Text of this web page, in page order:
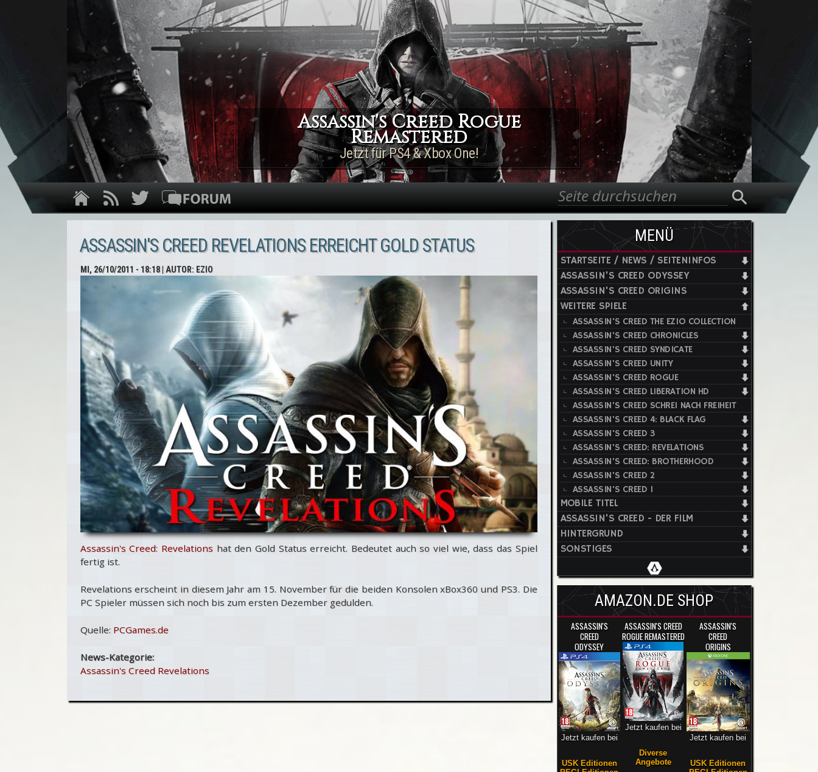
Direkt zum Inhalt
Assassin's Creed Rogue
Remastered
Jetzt für PS4 & Xbox One!
Suchformular
Suche
ASSASSIN'S CREED REVELATIONS ERREICHT GOLD STATUS
MI, 26/10/2011 - 18:18| AUTOR: EZIO
Assassin's Creed: Revelationshat den Gold Status erreicht. Bedeutet auch so viel wie, dass das Spiel
fertig ist.
Revelations erscheint in diesem Jahr am 15. November für die beiden Konsolen xBox360 und PS3. Die
PC Spieler müssen sich noch bis zum ersten Dezember gedulden.
Quelle: PCGames.de
News-Kategorie:
Assassin's Creed Revelations
MENÜ
STARTSEITE / NEWS / SEITENINFOS
ASSASSIN'S CREED ODYSSEY
ASSASSIN'S CREED ORIGINS
WEITERE SPIELE
ASSASSIN'S CREED THE EZIO COLLECTION
ASSASSIN'S CREED CHRONICLES
ASSASSIN'S CREED SYNDICATE
ASSASSIN'S CREED UNITY
ASSASSIN'S CREED ROGUE
ASSASSIN'S CREED LIBERATION HD
ASSASSIN'S CREED SCHREI NACH FREIHEIT
ASSASSIN'S CREED 4: BLACK FLAG
ASSASSIN'S CREED 3
ASSASSIN'S CREED: REVELATIONS
ASSASSIN'S CREED: BROTHERHOOD
ASSASSIN'S CREED 2
ASSASSIN'S CREED 1
MOBILE TITEL
ASSASSIN'S CREED - DER FILM
HINTERGRUND
SONSTIGES
AMAZON.DE SHOP
ASSASSIN'S
CREED
ODYSSEY
Jetzt kaufen bei
USK Editionen
ASSASSIN'S CREED
ROGUE REMASTERED
Jetzt kaufen bei
Diverse
Angebote
ASSASSIN'S
CREED
ORIGINS
Jetzt kaufen bei
USK Editionen